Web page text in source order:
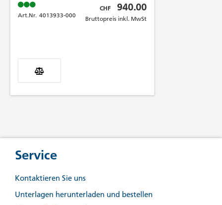
Bruttopreis inkl. MwSt
CHF 940.00
Bruttopreis inkl. MwSt
Art.Nr. 4013933-000
Service
Kontaktieren Sie uns
Unterlagen herunterladen und bestellen